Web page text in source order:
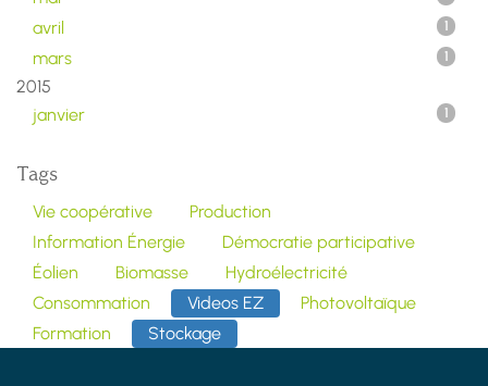
avril 1
mars 1
2015
janvier
1
Tags
Vie coopérative
Production
Information Énergie
Démocratie participative
Éolien
Biomasse
Hydroélectricité
Consommation
Videos EZ
Photovoltaïque
Formation
Stockage